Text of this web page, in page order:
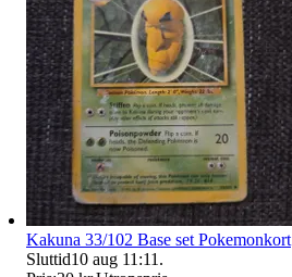
Kakuna 33/102 Base set Pokemonkort
Sluttid10 aug 11:11 .